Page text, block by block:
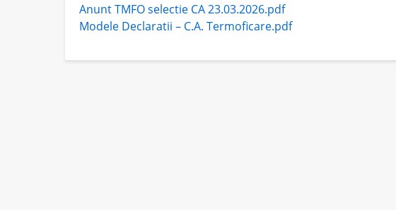
Anunt TMFO selectie CA 23.03.2026.pdf
Modele Declaratii – C.A. Termoficare.pdf